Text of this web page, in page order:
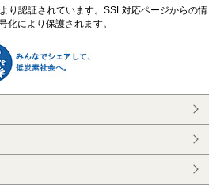
り認証されています。SSL対応ページからの情
化により保護されます。